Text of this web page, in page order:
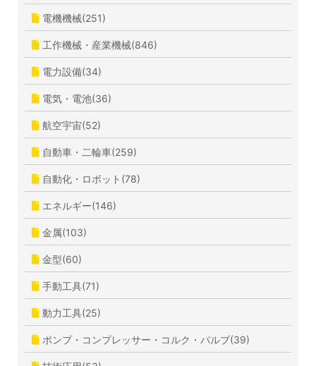
電機機械(251)
工作機械・産業機械(846)
電力設備(34)
電気・電池(36)
航空宇宙(52)
自動車・二輪車(259)
自動化・ロボット(78)
エネルギー(146)
金属(103)
金型(60)
手動工具(71)
動力工具(25)
ポンプ・コンプレッサー・コルク・バルブ(39)